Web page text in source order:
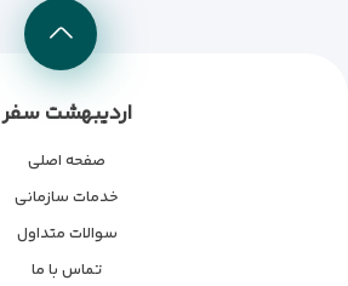
اردیبهشت سفر
صفحه اصلی
خدمات سازمانی
سوالات متداول
تماس با ما